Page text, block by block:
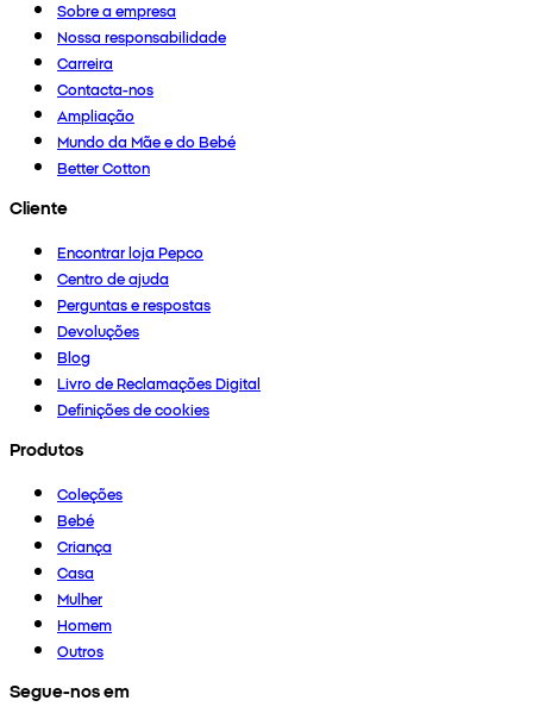
Sobre a empresa
Nossa responsabilidade
Carreira
Contacta-nos
Ampliação
Mundo da Mãe e do Bebé
Better Cotton
Cliente
Encontrar loja Pepco
Centro de ajuda
Perguntas e respostas
Devoluções
Blog
Livro de Reclamações Digital
Definições de cookies
Produtos
Coleções
Bebé
Criança
Casa
Mulher
Homem
Outros
Segue-nos em